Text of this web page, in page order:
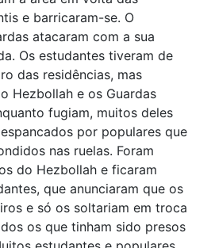
e barricaram-se. O
atacaram com a sua
Os estudantes tiveram de
das residências, mas
Hezbollah e os Guardas
fugiam, muitos deles
por populares que
nas ruelas. Foram
do Hezbollah e ficaram
que anunciaram que os
e só os soltariam em troca
os que tinham sido presos